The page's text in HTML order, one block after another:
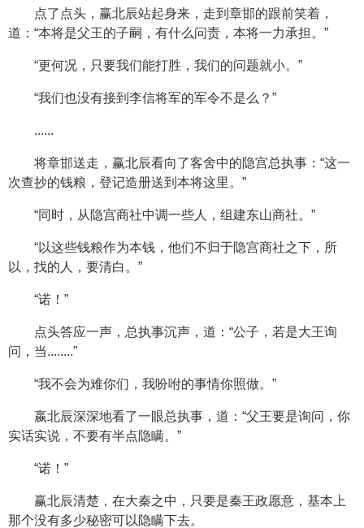
点了点头，赢北辰站起身来，走到章邯的跟前笑着，
道：“本将是父王的子嗣，有什么问责，本将一力承担。”
“更何况，只要我们能打胜，我们的问题就小。”
“我们也没有接到李信将军的军令不是么？”
......
将章邯送走，赢北辰看向了客舍中的隐宫总执事：“这一
次查抄的钱粮，登记造册送到本将这里。”
“同时，从隐宫商社中调一些人，组建东山商社。”
“以这些钱粮作为本钱，他们不归于隐宫商社之下，所
以，找的人，要清白。”
“诺！”
点头答应一声，总执事沉声，道：“公子，若是大王询
问，当........"
“我不会为难你们，我吩咐的事情你照做。”
嬴北辰深深地看了一眼总执事，道：“父王要是询问，你
实话实说，不要有半点隐瞒。”
“诺！”
赢北辰清楚，在大秦之中，只要是秦王政愿意，基本上
那个没有多少秘密可以隐瞒下去。